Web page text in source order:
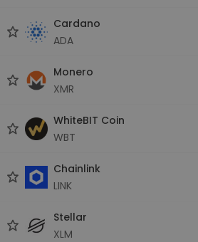
Cardano
ADA
Monero
XMR
WhiteBIT Coin
WBT
Chainlink
LINK
Stellar
XLM